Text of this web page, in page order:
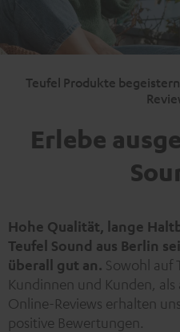
Teufel Produkte
Erlebe
Hohe Qualität, lange
Teufel Sound aus Berlin
überall gut an. Sowohl auf
Kundinnen und Kunden,
Online-Reviews erhalten
positive Bewertungen.